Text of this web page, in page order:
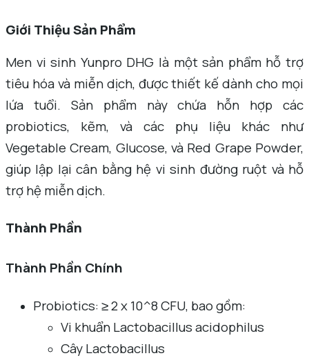
Giới Thiệu Sản Phẩm
Men vi sinh Yunpro DHG là một sản phẩm hỗ trợ
tiêu hóa và miễn dịch, được thiết kế dành cho mọi
lứa tuổi. Sản phẩm này chứa hỗn hợp các
probiotics, kẽm, và các phụ liệu khác như
Vegetable Cream, Glucose, và Red Grape Powder,
giúp lập lại cân bằng hệ vi sinh đường ruột và hỗ
trợ hệ miễn dịch.
Thành Phần
Thành Phần Chính
Probiotics: ≥ 2 x 10^8 CFU, bao gồm:
Vi khuẩn Lactobacillus acidophilus
Cây Lactobacillus